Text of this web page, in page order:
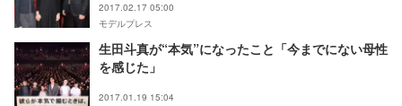
2017.02.17 05:00
モデルプレス
生田斗真が“本気”になったこと「今までにない母性
を感じた」
2017.01.19 15:04